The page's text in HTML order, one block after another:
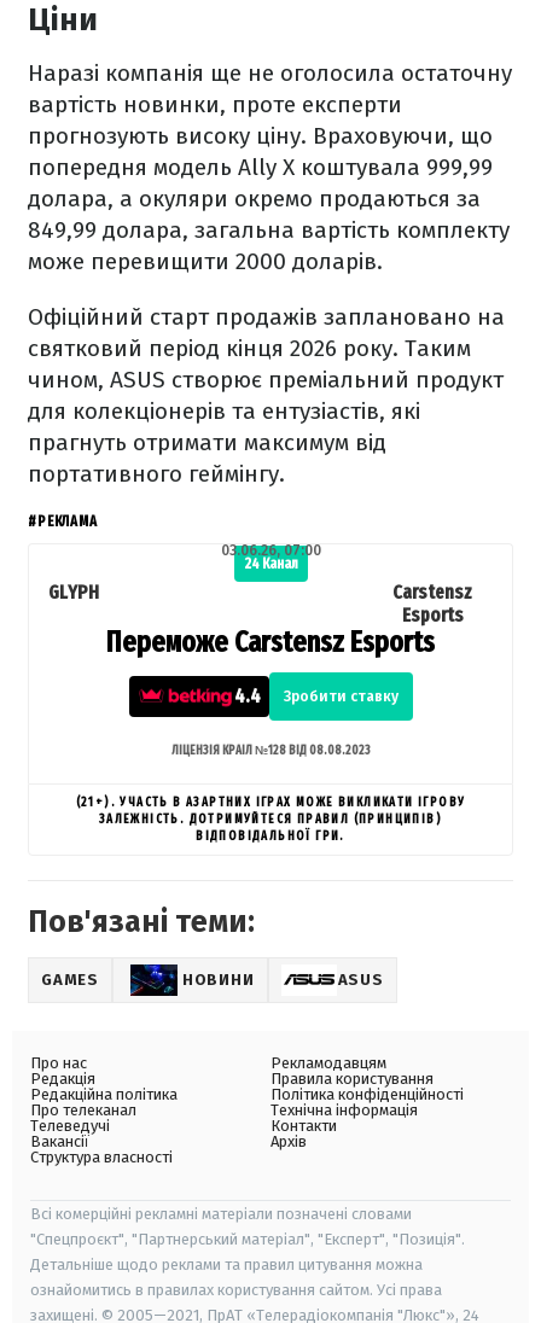
Ціни
Наразі компанія ще не оголосила остаточну
вартість новинки, проте експерти
прогнозують високу ціну. Враховуючи, що
попередня модель Ally X коштувала 999,99
долара, а окуляри окремо продаються за
849,99 долара, загальна вартість комплекту
може перевищити 2000 доларів.
Офіційний старт продажів заплановано на
святковий період кінця 2026 року. Таким
чином, ASUS створює преміальний продукт
для колекціонерів та ентузіастів, які
прагнуть отримати максимум від
портативного геймінгу.
#РЕКЛАМА
24 Канал
GLYPH
03.06.26, 07:00
Переможе Carstensz Esports
4.4 Зробити ставку
Carstensz
Esports
ЛІЦЕНЗІЯ КРАІЛ №128 ВІД 08.08.2023
(21+). УЧАСТЬ В АЗАРТНИХ ІГРАХ МОЖЕ ВИКЛИКАТИ ІГРОВУ
ЗАЛЕЖНІСТЬ. ДОТРИМУЙТЕСЯ ПРАВИЛ (ПРИНЦИПІВ)
ВІДПОВІДАЛЬНОЇ ГРИ.
Пов'язані теми:
GAMES НОВИНИ ASUS
Про нас
Редакція
Редакційна політика
Про телеканал
Телеведучі
Вакансії
Структура власності
Рекламодавцям
Правила користування
Політика конфіденційності
Технічна інформація
Контакти
Архів
Всі комерційні рекламні матеріали позначені словами
"Спецпроєкт", "Партнерський матеріал", "Експерт", "Позиція".
Детальніше щодо реклами та правил цитування можна
ознайомитись в правилах користування сайтом. Усі права
захищені. © 2005—2021, ПрАТ «Телерадіокомпанія "Люкс"», 24